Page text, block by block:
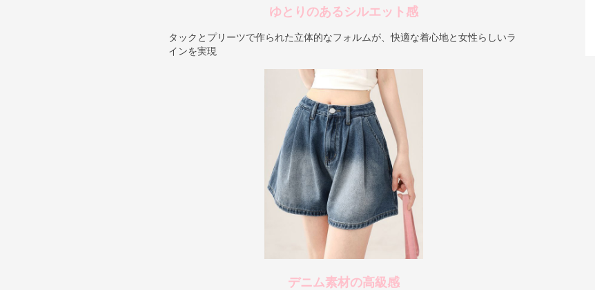
ゆとりのあるシルエット感
タックとプリーツで作られた立体的なフォルムが、快適な着心地と女性らしいラ
インを実現
デニム素材の高級感